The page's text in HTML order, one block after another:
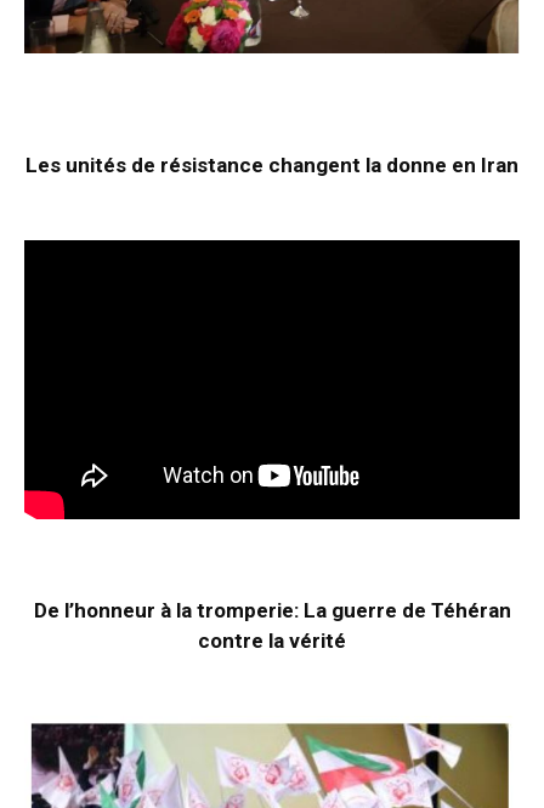
Les unités de résistance changent la donne en Iran
De l’honneur à la tromperie: La guerre de Téhéran
contre la vérité